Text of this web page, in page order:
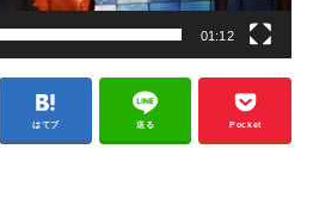
01:12
はてブ 送る Pocket